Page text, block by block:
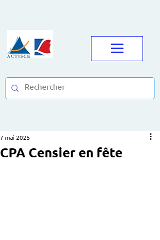
CPA Censier en fête
7 mai 2025